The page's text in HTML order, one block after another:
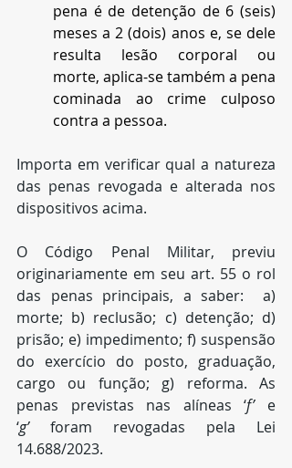
pena é de detenção de 6 (seis)
meses a 2 (dois) anos e, se dele
resulta lesão corporal ou
morte, aplica-se também a pena
cominada ao crime culposo
contra a pessoa.
Importa em verificar qual a natureza
das penas revogada e alterada nos
dispositivos acima.
O Código Penal Militar, previu
originariamente em seu art. 55 o rol
das penas principais, a saber:  a)
morte; b) reclusão; c) detenção; d)
prisão; e) impedimento; f) suspensão
do exercício do posto, graduação,
cargo ou função; g) reforma. As
penas previstas nas alíneas ‘f’ e
‘g’ foram revogadas pela Lei
14.688/2023.